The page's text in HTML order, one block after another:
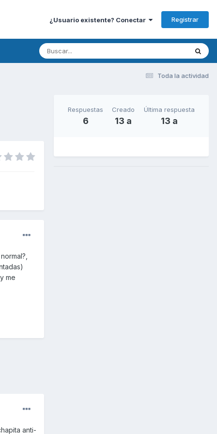
¿Usuario existente? Conectar Registrar
Toda la actividad
me
anti-
Respuestas
6
Creado
13 a
Última respuesta
13 a